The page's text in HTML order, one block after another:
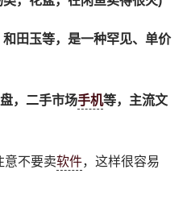
田玉等，是一种罕见、单价
，二手市场手机等，主流文
意不要卖软件，这样很容易